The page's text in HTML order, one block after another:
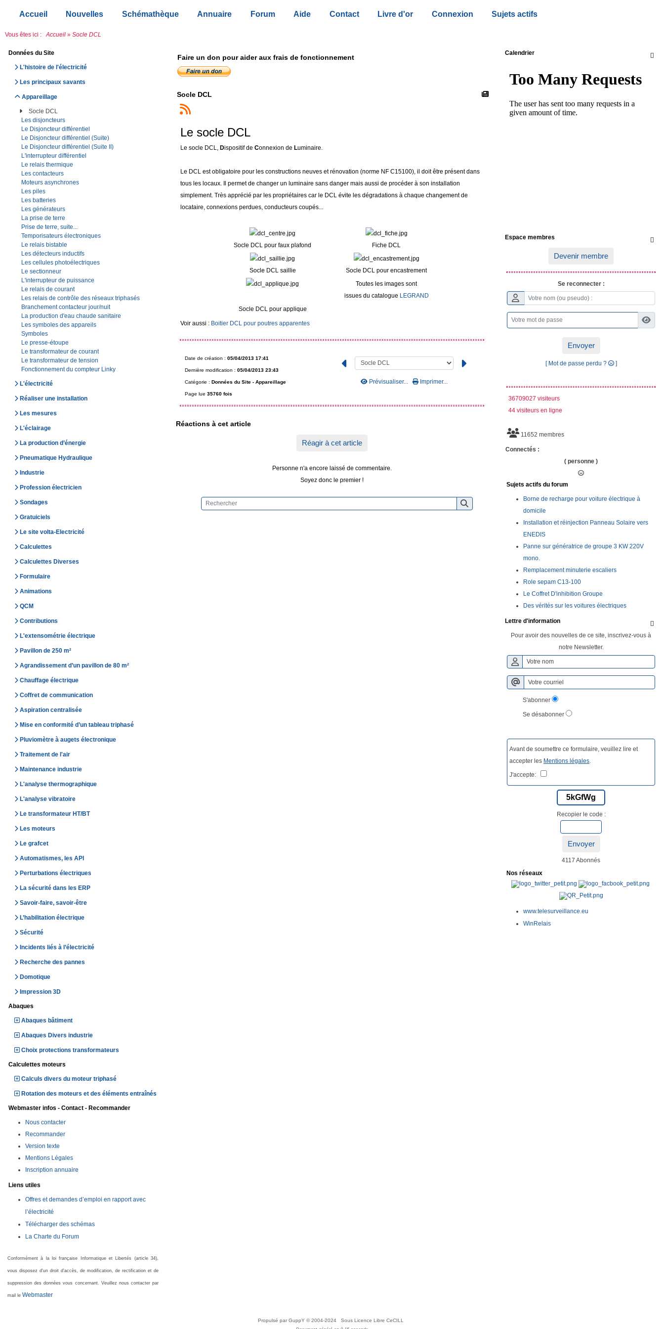
Accueil Nouvelles Schémathèque Annuaire Forum Aide Contact Livre d'or Connexion Sujets actifs
Vous êtes ici : Accueil » Socle DCL
Données du Site
L'histoire de l'électricité
Les principaux savants
Appareillage
Socle DCL
Les disjoncteurs
Le Disjoncteur différentiel
Le Disjoncteur différentiel (Suite)
Le Disjoncteur différentiel (Suite II)
L'interrupteur différentiel
Le relais thermique
Les contacteurs
Moteurs asynchrones
Les piles
Les batteries
Les générateurs
La prise de terre
Prise de terre, suite...
Temporisateurs électroniques
Le relais bistable
Les détecteurs inductifs
Les cellules photoélectriques
Le sectionneur
L'interrupteur de puissance
Le relais de courant
Les relais de contrôle des réseaux triphasés
Branchement contacteur jour/nuit
La production d'eau chaude sanitaire
Les symboles des appareils
Symboles
Le presse-étoupe
Le transformateur de courant
Le transformateur de tension
Fonctionnement du compteur Linky
L'électricité
Réaliser une installation
Les mesures
L'éclairage
La production d’énergie
Pneumatique Hydraulique
Industrie
Profession électricien
Sondages
Gratuiciels
Le site volta-Electricité
Calculettes
Calculettes Diverses
Formulaire
Animations
QCM
Contributions
L'extensométrie électrique
Pavillon de 250 m²
Agrandissement d’un pavillon de 80 m²
Chauffage électrique
Coffret de communication
Aspiration centralisée
Mise en conformité d’un tableau triphasé
Pluviomètre à augets électronique
Traitement de l'air
Maintenance industrie
L'analyse thermographique
L'analyse vibratoire
Le transformateur HT/BT
Les moteurs
Le grafcet
Automatismes, les API
Perturbations électriques
La sécurité dans les ERP
Savoir-faire, savoir-être
L’habilitation électrique
Sécurité
Incidents liés à l’électricité
Recherche des pannes
Domotique
Impression 3D
Abaques
Abaques bâtiment
Abaques Divers industrie
Choix protections transformateurs
Calculettes moteurs
Calculs divers du moteur triphasé
Rotation des moteurs et des éléments entraînés
Webmaster infos - Contact - Recommander
Nous contacter
Recommander
Version texte
Mentions Légales
Inscription annuaire
Liens utiles
Offres et demandes d’emploi en rapport avec
l’électricité
Télécharger des schémas
La Charte du Forum
Conformément à la loi française Informatique et Libertés (article 34),
vous disposez d'un droit d'accès, de modification, de rectification et de
suppression des données vous concernant. Veuillez nous contacter par
mail le Webmaster
Faire un don pour aider aux frais de fonctionnement
Socle DCL
Le socle DCL
Le socle DCL, Dispositif de Connexion de Luminaire.
Le DCL est obligatoire pour les constructions neuves et rénovation (norme NF C15100), il doit être présent dans
tous les locaux. Il permet de changer un luminaire sans danger mais aussi de procéder à son installation
simplement. Très apprécié par les propriétaires car le DCL évite les dégradations à chaque changement de
locataire, connexions perdues, conducteurs coupés...
Socle DCL pour faux plafond Fiche DCL
Socle DCL saillie
Socle DCL pour encastrement
Toutes les images sont
issues du catalogue LEGRAND
Socle DCL pour applique
Voir aussi : Boitier DCL pour poutres apparentes
Date de création : 05/04/2013 17:41
Dernière modification : 05/04/2013 23:43
Catégorie : Données du Site - Appareillage
Page lue 35760 fois
Prévisualiser... Imprimer...
Réactions à cet article
Réagir à cet article
Personne n'a encore laissé de commentaire.
Soyez donc le premier !

Calendrier

Espace membres
Devenir membre
Se reconnecter :
Envoyer
[ Mot de passe perdu ? ]
36709027 visiteurs
44 visiteurs en ligne
11652 membres
Connectés :
( personne )
Sujets actifs du forum
Borne de recharge pour voiture électrique à
domicile
Installation et réinjection Panneau Solaire vers
ENEDIS
Panne sur génératrice de groupe 3 KW 220V
mono.
Remplacement minuterie escaliers
Role sepam C13-100
Le Coffret D'inhibition Groupe
Des vérités sur les voitures électriques

Lettre d'information
Pour avoir des nouvelles de ce site, inscrivez-vous à
notre Newsletter.
S'abonner
Se désabonner
Avant de soumettre ce formulaire, veuillez lire et
accepter les Mentions légales
J'accepte:
5kGfWg
Recopier le code :
Envoyer
4117 Abonnés
Nos réseaux
www.telesurveillance.eu
WinRelais
Propulsé par GuppY © 2004-2024 Sous Licence Libre CeCILL